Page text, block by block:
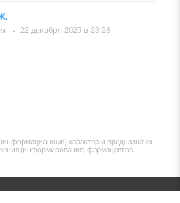
22 декабря 2025 в 23:28
характер и предназначен
(информирования) фармацевтов